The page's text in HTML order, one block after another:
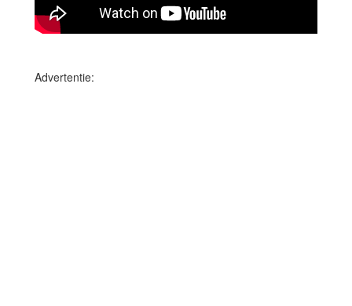
Advertentie: